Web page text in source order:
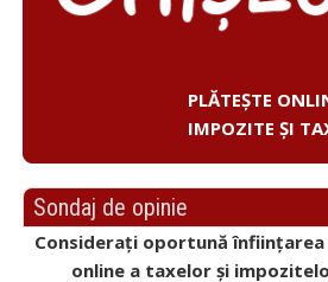
PLĂTEȘTE
IMPOZITE ȘI
Sondaj de opinie
Considerați oportună
online a taxelor și